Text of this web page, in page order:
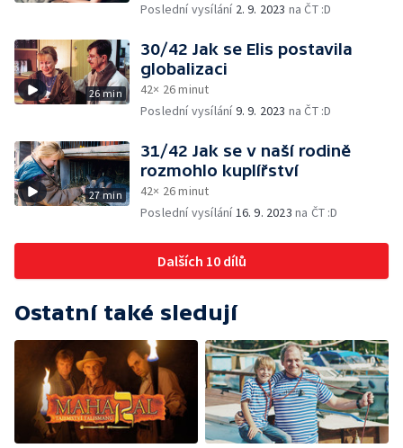
Poslední vysílání 2. 9. 2023 na ČT :D
26 min
30/42 Jak se Elis postavila
globalizaci
42× 26 minut
Poslední vysílání9. 9. 2023 na ČT :D
27 min
31/42 Jak se v naší rodině
rozmohlo kuplířství
42× 26 minut
Poslední vysílání16. 9. 2023 na ČT :D
Dalších 10 dílů
Ostatní také sledují